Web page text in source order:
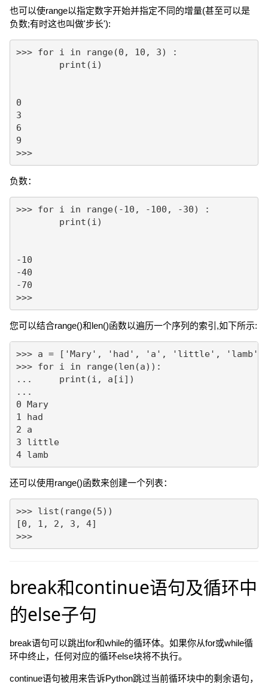
也可以使range以指定数字开始并指定不同的增量(甚至可以是
负数;有时这也叫做'步长'):
>>> for i in range(0, 10, 3) :
0
3
6
9
>>>
负数：
>>> for i in range(-10, -100, -30) :
-10
-40
-70
>>>
您可以结合range()和len()函数以遍历一个序列的索引,如下所示:
>>> a = ['Mary', 'had', 'a', 'little', 'lamb']
>>> for i in range(len(a)):
...     print(i, a[i])
...
0 Mary
1 had
2 a
3 little
4 lamb
还可以使用range()函数来创建一个列表：
>>> list(range(5))
[0, 1, 2, 3, 4]
>>>
break和continue语句及循环中
的else子句
break语句可以跳出for和while的循环体。如果你从for或while循
环中终止，任何对应的循环else块将不执行。
continue语句被用来告诉Python跳过当前循环块中的剩余语句，